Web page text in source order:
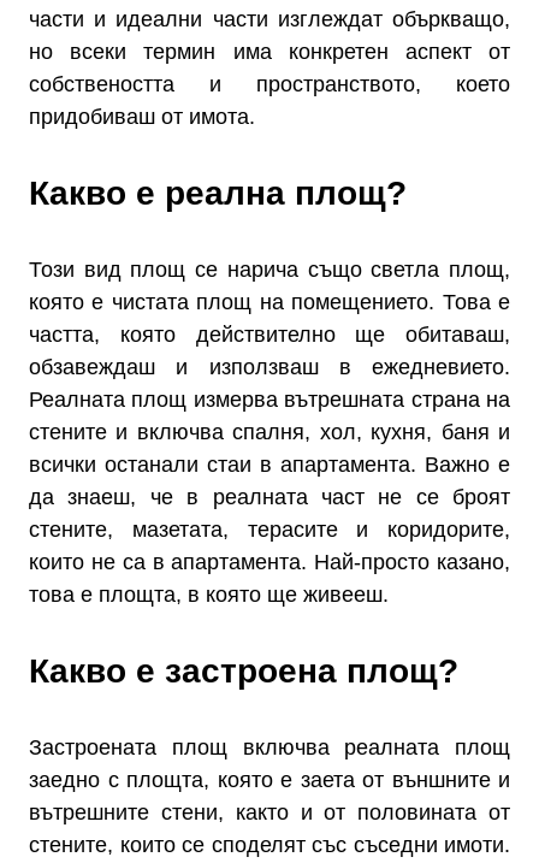
части и идеални части изглеждат объркващо,
но всеки термин има конкретен аспект от
собствеността и пространството, което
придобиваш от имота.
Какво е реална площ?
Този вид площ се нарича също светла площ,
която е чистата площ на помещението. Това е
частта, която действително ще обитаваш,
обзавеждаш и използваш в ежедневието.
Реалната площ измерва вътрешната страна на
стените и включва спалня, хол, кухня, баня и
всички останали стаи в апартамента. Важно е
да знаеш, че в реалната част не се броят
стените, мазетата, терасите и коридорите,
които не са в апартамента. Най-просто казано,
това е площта, в която ще живееш.
Какво е застроена площ?
Застроената площ включва реалната площ
заедно с площта, която е заета от външните и
вътрешните стени, както и от половината от
стените, които се споделят със съседни имоти.